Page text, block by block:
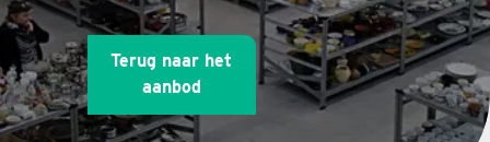
Terug naar het
aanbod